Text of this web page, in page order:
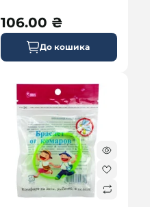
106.00 ₴
До кошика